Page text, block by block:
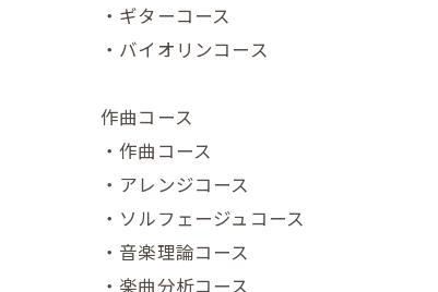
・ギターコース
・バイオリンコース
作曲コース
・作曲コース
・アレンジコース
・ソルフェージュコース
・音楽理論コース
・楽曲分析コース